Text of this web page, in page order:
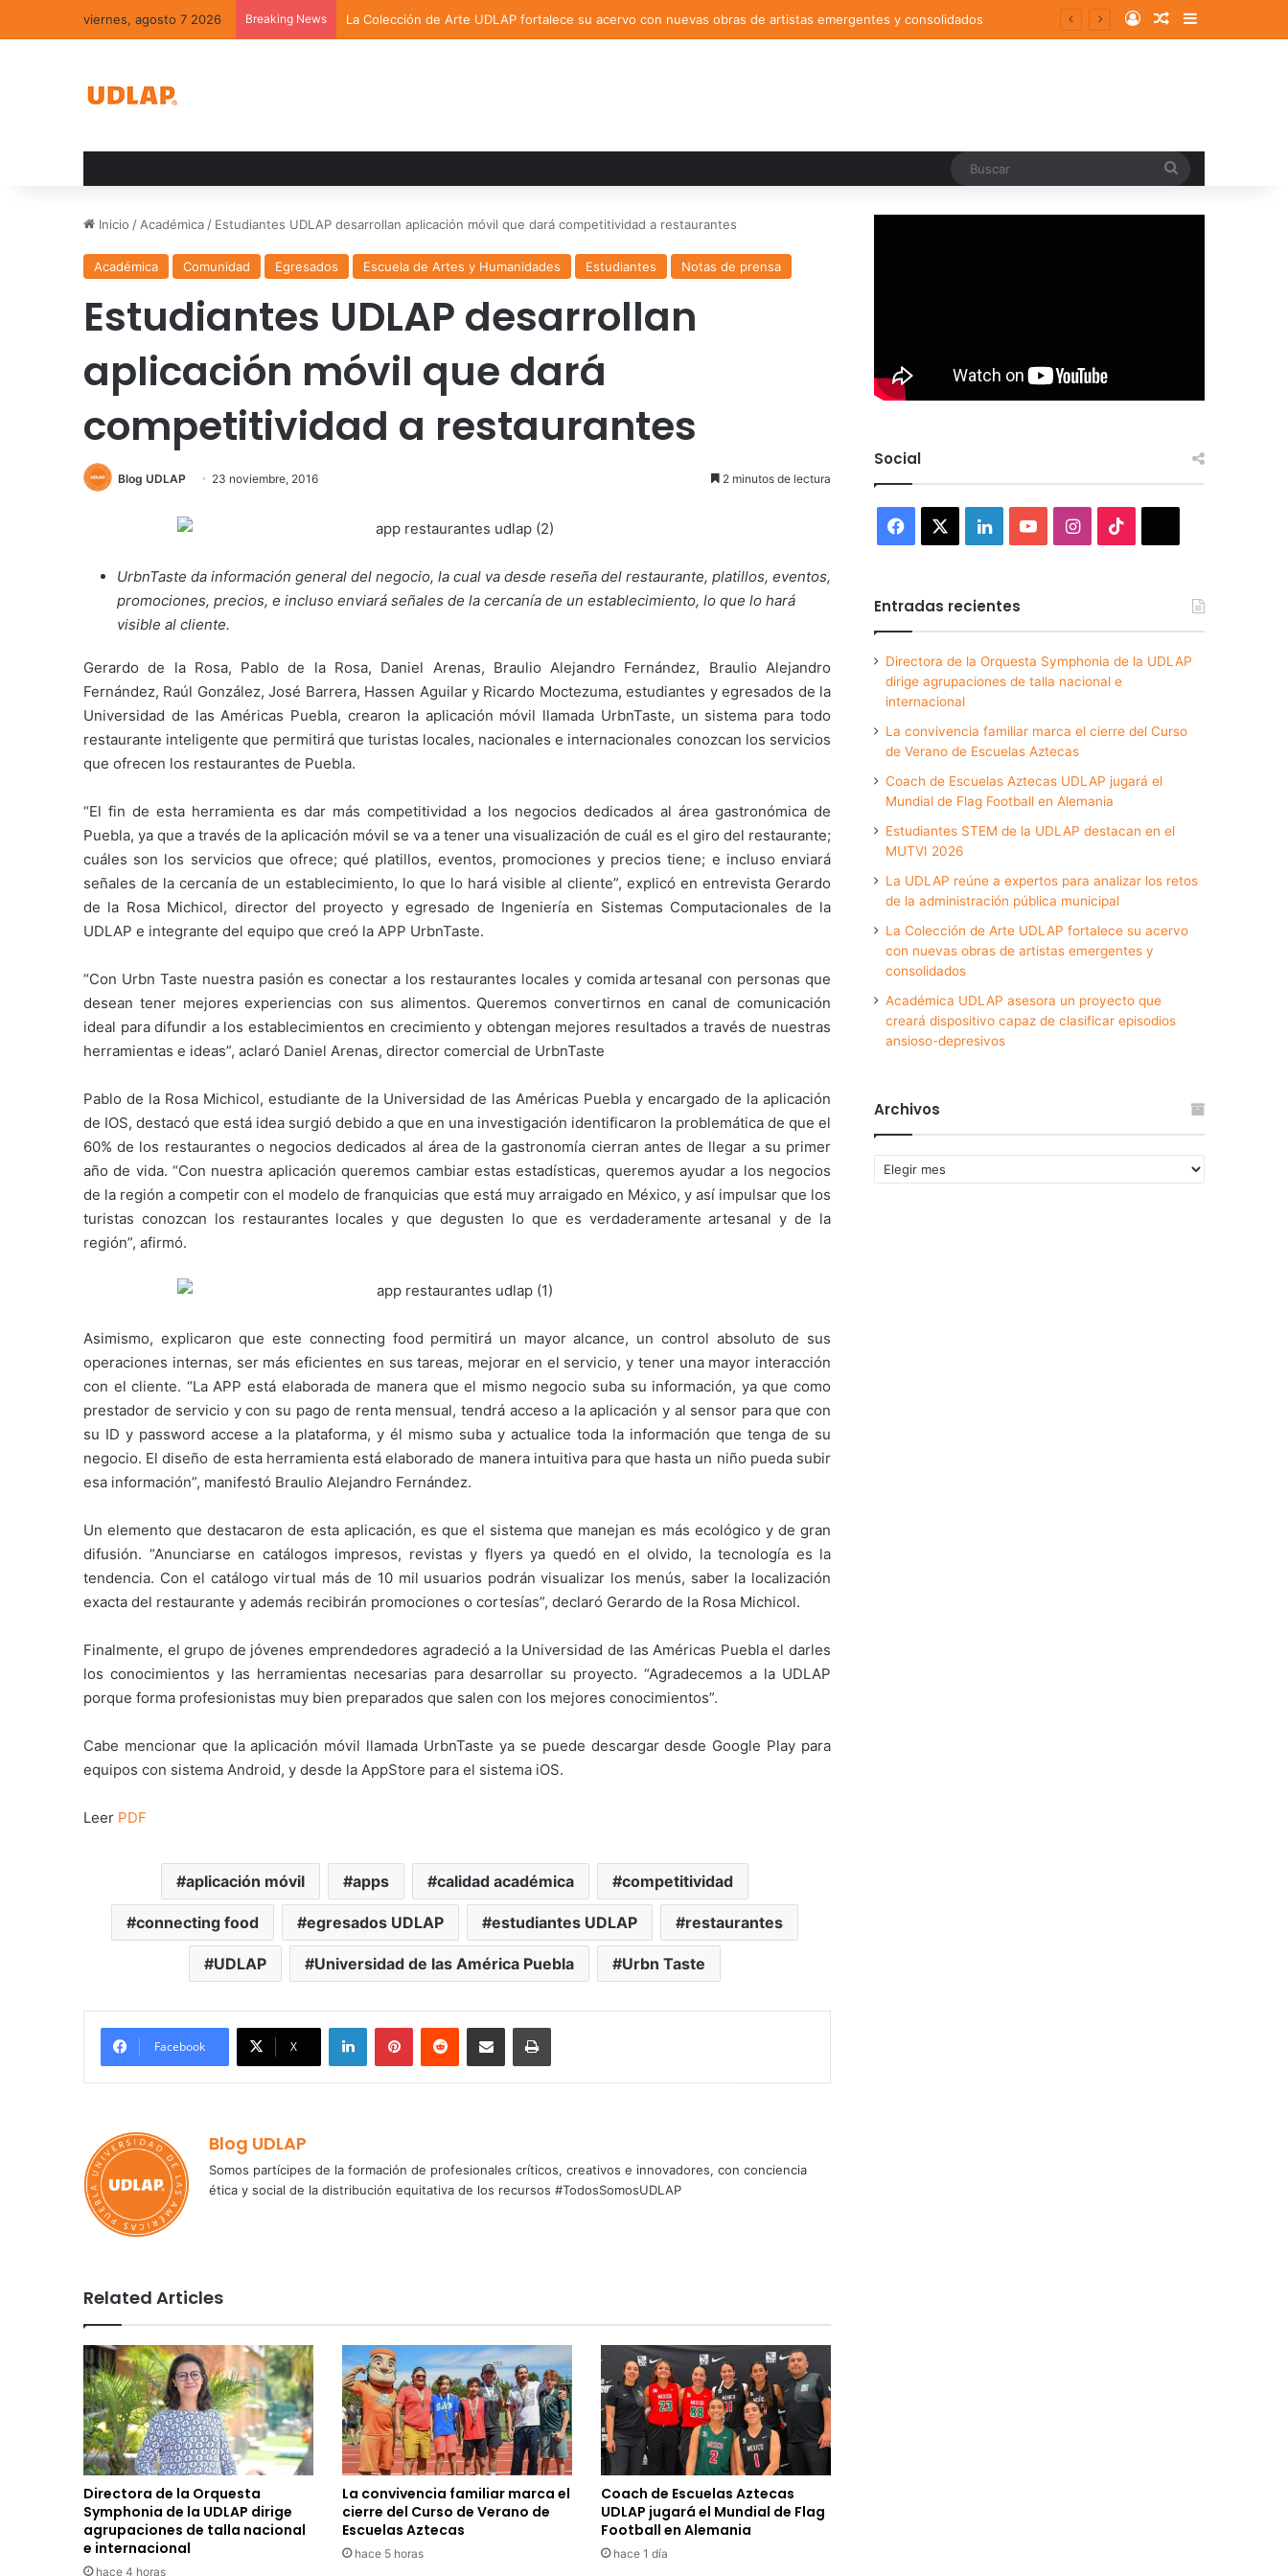
viernes, agosto 7 2026 Breaking News La Colección de Arte UDLAP fortalece su acervo con nuevas obras de artistas emergentes y consolidados Log InRandom Article
Sidebar
Inicio / Académica / Estudiantes UDLAP desarrollan aplicación móvil que dará competitividad a restaurantes
Académica Comunidad Egresados Escuela de Artes y Humanidades Estudiantes Notas de prensa
Estudiantes UDLAP desarrollan
aplicación móvil que dará
competitividad a restaurantes
Blog UDLAP 23 noviembre, 2016 2 minutos de lectura
UrbnTaste da información general del negocio, la cual va desde reseña del restaurante, platillos, eventos,
promociones, precios, e incluso enviará señales de la cercanía de un establecimiento, lo que lo hará
visible al cliente.
Gerardo de la Rosa, Pablo de la Rosa, Daniel Arenas, Braulio Alejandro Fernández, Braulio Alejandro
Fernández, Raúl González, José Barrera, Hassen Aguilar y Ricardo Moctezuma, estudiantes y egresados de la
Universidad de las Américas Puebla, crearon la aplicación móvil llamada UrbnTaste, un sistema para todo
restaurante inteligente que permitirá que turistas locales, nacionales e internacionales conozcan los servicios
que ofrecen los restaurantes de Puebla.
“El fin de esta herramienta es dar más competitividad a los negocios dedicados al área gastronómica de
Puebla, ya que a través de la aplicación móvil se va a tener una visualización de cuál es el giro del restaurante;
cuáles son los servicios que ofrece; qué platillos, eventos, promociones y precios tiene; e incluso enviará
señales de la cercanía de un establecimiento, lo que lo hará visible al cliente”, explicó en entrevista Gerardo
de la Rosa Michicol, director del proyecto y egresado de Ingeniería en Sistemas Computacionales de la
UDLAP e integrante del equipo que creó la APP UrbnTaste.
“Con Urbn Taste nuestra pasión es conectar a los restaurantes locales y comida artesanal con personas que
desean tener mejores experiencias con sus alimentos. Queremos convertirnos en canal de comunicación
ideal para difundir a los establecimientos en crecimiento y obtengan mejores resultados a través de nuestras
herramientas e ideas”, aclaró Daniel Arenas, director comercial de UrbnTaste
Pablo de la Rosa Michicol, estudiante de la Universidad de las Américas Puebla y encargado de la aplicación
de IOS, destacó que está idea surgió debido a que en una investigación identificaron la problemática de que el
60% de los restaurantes o negocios dedicados al área de la gastronomía cierran antes de llegar a su primer
año de vida. “Con nuestra aplicación queremos cambiar estas estadísticas, queremos ayudar a los negocios
de la región a competir con el modelo de franquicias que está muy arraigado en México, y así impulsar que los
turistas conozcan los restaurantes locales y que degusten lo que es verdaderamente artesanal y de la
región”, afirmó.
Asimismo, explicaron que este connecting food permitirá un mayor alcance, un control absoluto de sus
operaciones internas, ser más eficientes en sus tareas, mejorar en el servicio, y tener una mayor interacción
con el cliente. “La APP está elaborada de manera que el mismo negocio suba su información, ya que como
prestador de servicio y con su pago de renta mensual, tendrá acceso a la aplicación y al sensor para que con
su ID y password accese a la plataforma, y él mismo suba y actualice toda la información que tenga de su
negocio. El diseño de esta herramienta está elaborado de manera intuitiva para que hasta un niño pueda subir
esa información”, manifestó Braulio Alejandro Fernández.
Un elemento que destacaron de esta aplicación, es que el sistema que manejan es más ecológico y de gran
difusión. “Anunciarse en catálogos impresos, revistas y flyers ya quedó en el olvido, la tecnología es la
tendencia. Con el catálogo virtual más de 10 mil usuarios podrán visualizar los menús, saber la localización
exacta del restaurante y además recibirán promociones o cortesías”, declaró Gerardo de la Rosa Michicol.
Finalmente, el grupo de jóvenes emprendedores agradeció a la Universidad de las Américas Puebla el darles
los conocimientos y las herramientas necesarias para desarrollar su proyecto. “Agradecemos a la UDLAP
porque forma profesionistas muy bien preparados que salen con los mejores conocimientos”.
Cabe mencionar que la aplicación móvil llamada UrbnTaste ya se puede descargar desde Google Play para
equipos con sistema Android, y desde la AppStore para el sistema iOS.
Leer PDF
aplicación móvil apps calidad académica competitividad
connecting food egresados UDLAP estudiantes UDLAP restaurantes
UDLAP Universidad de las América Puebla Urbn Taste
Facebook X
LinkedInPinterestReddit Share via Email Print
Blog UDLAP
Somos partícipes de la formación de profesionales críticos, creativos e innovadores, con conciencia
ética y social de la distribución equitativa de los recursos #TodosSomosUDLAP
Related Articles
Directora de la Orquesta
Symphonia de la UDLAP dirige
agrupaciones de talla nacional
e internacional
hace 4 horas
La convivencia familiar marca el
cierre del Curso de Verano de
Escuelas Aztecas
hace 5 horas
Coach de Escuelas Aztecas
UDLAP jugará el Mundial de Flag
Football en Alemania
hace 1 día
Social
Facebook LinkedInYouTubeInstagram
Entradas recientes
Directora de la Orquesta Symphonia de la UDLAP
dirige agrupaciones de talla nacional e
internacional
La convivencia familiar marca el cierre del Curso
de Verano de Escuelas Aztecas
Coach de Escuelas Aztecas UDLAP jugará el
Mundial de Flag Football en Alemania
Estudiantes STEM de la UDLAP destacan en el
MUTVI 2026
La UDLAP reúne a expertos para analizar los retos
de la administración pública municipal
La Colección de Arte UDLAP fortalece su acervo
con nuevas obras de artistas emergentes y
consolidados
Académica UDLAP asesora un proyecto que
creará dispositivo capaz de clasificar episodios
ansioso-depresivos
Archivos
Archivos